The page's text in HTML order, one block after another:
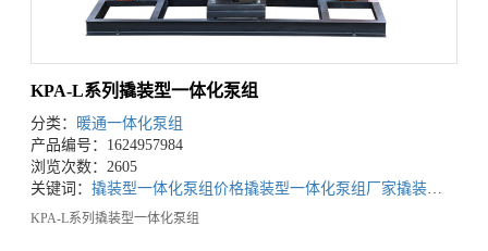
KPA-L系列撬装型一体化泵组
分类：
暖通一体化泵组
产品编号：1624957984
浏览次数：2605
关键词：撬装型一体化泵组价格撬装型一体化泵组厂家撬装型一体化泵组设备
KPA-L系列撬装型一体化泵组